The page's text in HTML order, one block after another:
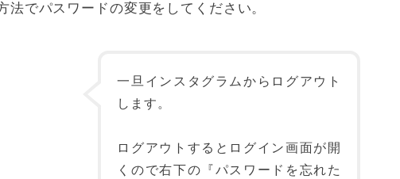
でパスワードの変更をしてください。
一旦インスタグラムからログアウト
します。
ログアウトするとログイン画面が開
くので右下の『パスワードを忘れた